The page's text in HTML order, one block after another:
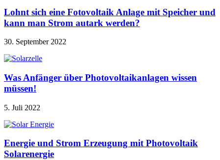
Lohnt sich eine Fotovoltaik Anlage mit Speicher und
kann man Strom autark werden?
30. September 2022
Was Anfänger über Photovoltaikanlagen wissen
müssen!
5. Juli 2022
Energie und Strom Erzeugung mit Photovoltaik
Solarenergie